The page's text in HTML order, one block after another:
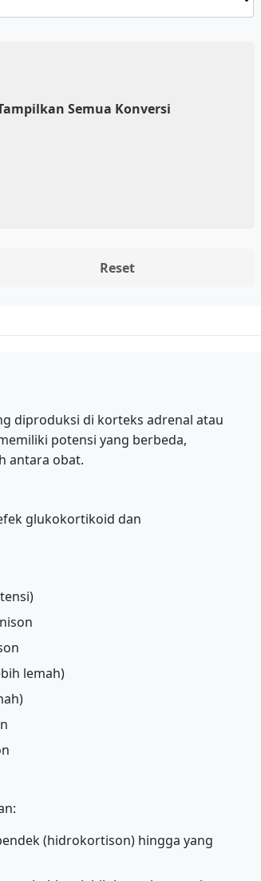
Semua Konversi
Reset
diproduksi di korteks adrenal atau
potensi yang berbeda,
antara obat.
glukokortikoid dan
lemah)
(hidrokortison) hingga yang